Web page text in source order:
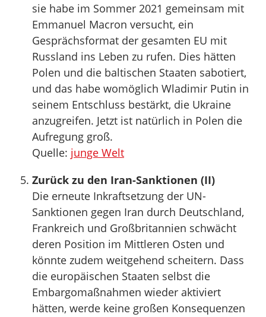
sie habe im Sommer 2021 gemeinsam mit
Emmanuel Macron versucht, ein
Gesprächsformat der gesamten EU mit
Russland ins Leben zu rufen. Dies hätten
Polen und die baltischen Staaten sabotiert,
und das habe womöglich Wladimir Putin in
seinem Entschluss bestärkt, die Ukraine
anzugreifen. Jetzt ist natürlich in Polen die
Aufregung groß.
Quelle: junge Welt
Zurück zu den Iran-Sanktionen (II)
Die erneute Inkraftsetzung der UN-
Sanktionen gegen Iran durch Deutschland,
Frankreich und Großbritannien schwächt
deren Position im Mittleren Osten und
könnte zudem weitgehend scheitern. Dass
die europäischen Staaten selbst die
Embargomaßnahmen wieder aktiviert
hätten, werde keine großen Konsequenzen